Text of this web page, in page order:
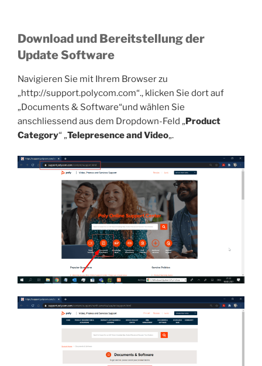
Download und Bereitstellung der
Update Software
Navigieren Sie mit Ihrem Browser zu
„http://support.polycom.com“., klicken Sie dort auf
„Documents & Software“und wählen Sie
anschliessend aus dem Dropdown-Feld „Product
Category“ „Telepresence and Video„.